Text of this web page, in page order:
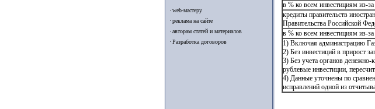
web-мастеру
реклама на сайте
авторам статей и материалов
Разработка договоров
в % ко всем инвестициям из-
кредиты правительств
Правительства Российской
в % ко всем инвестициям из-
1) Включая администрацию
2) Без инвестиций в прирост
3) Без учета органов денежно-
рублевые инвестиции,
4) Данные уточнены по
исправлений одной из